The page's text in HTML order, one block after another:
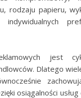
rodzaju papieru,
indywidualnych
jest
Dlatego
osiągalności